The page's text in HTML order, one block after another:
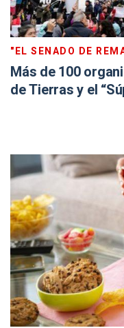
"EL SENADO DE
Más de 100
de Tierras y el